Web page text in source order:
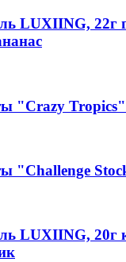
LUXIING, 22г
"Crazy
"Challenge
LUXIING, 20г